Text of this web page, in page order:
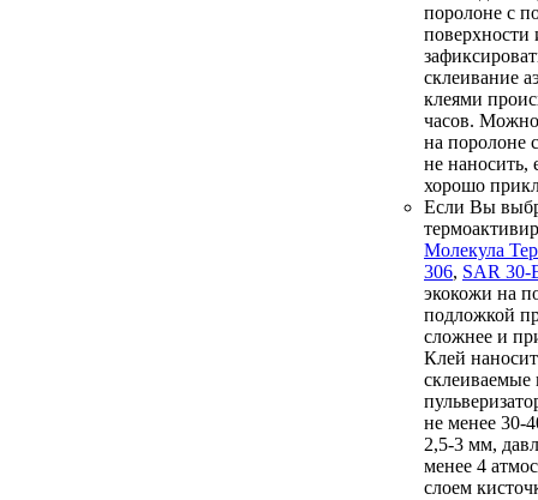
поролоне с
поверхности
склеивание
клеями
часов.
на поролоне
не наносить,
хорошо
Если Вы
Молекула
306, SAR 30-
экокожи на
подложкой
сложнее и
Клей
склеиваемые
не менее 30-
2,5-3 мм,
менее 4
слоем